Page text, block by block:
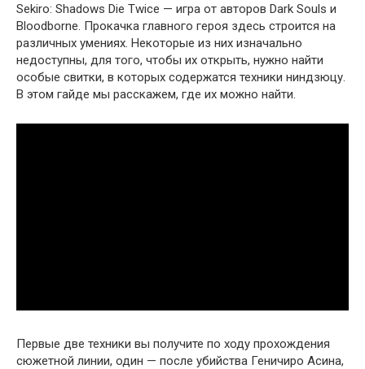
Sekiro: Shadows Die Twice — игра от авторов Dark Souls и
Bloodborne. Прокачка главного героя здесь строится на
различных умениях. Некоторые из них изначально
недоступны, для того, чтобы их открыть, нужно найти
особые свитки, в которых содержатся техники ниндзюцу.
В этом гайде мы расскажем, где их можно найти.
Первые две техники вы получите по ходу прохождения
сюжетной линии, один — после убийства Геничиро Асина,